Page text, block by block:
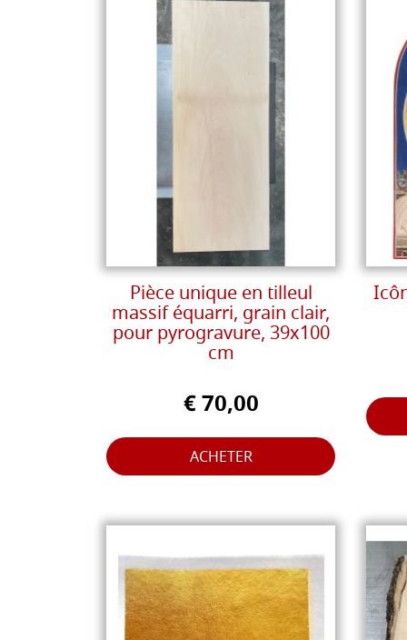
Pièce unique en tilleul
massif équarri, grain clair,
pour pyrogravure, 39x100
cm
€ 70,00
ACHETER